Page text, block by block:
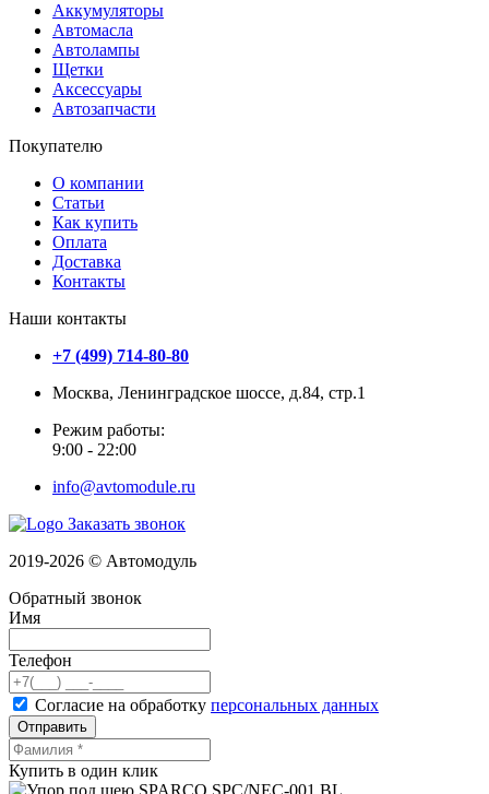
Аккумуляторы
Автомасла
Автолампы
Щетки
Аксессуары
Автозапчасти
Покупателю
О компании
Статьи
Как купить
Оплата
Доставка
Контакты
Наши контакты
+7 (499) 714-80-80
Москва, Ленинградское шоссе, д.84, стр.1
Режим работы:
9:00 - 22:00
info@avtomodule.ru
Заказать звонок
2019-2026 © Автомодуль
Обратный звонок
Имя
Телефон
Согласие на обработку персональных данных
Отправить
Купить в один клик